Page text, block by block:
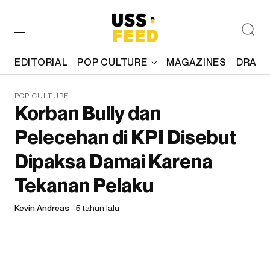
EDITORIAL POP CULTURE MAGAZINES
POP CULTURE
Korban Bully dan
Pelecehan di KPI Disebut
Dipaksa Damai Karena
Tekanan Pelaku
Kevin Andreas 5 tahun lalu